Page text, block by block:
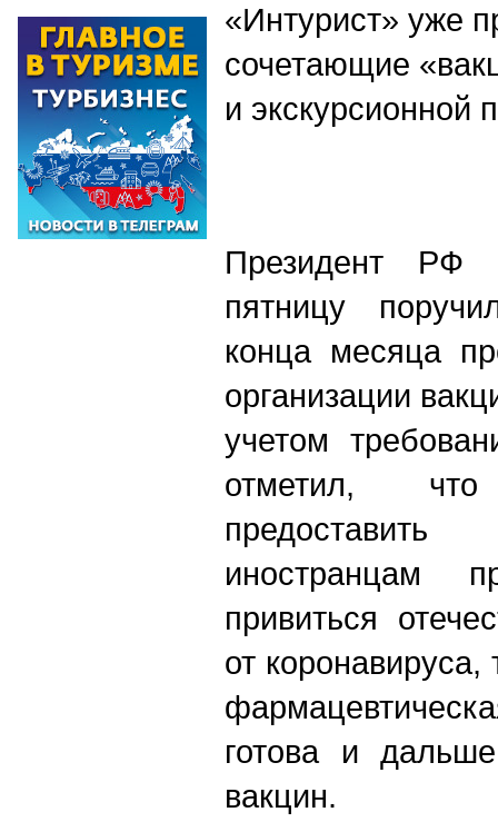
«Интурист» уже
сочетающие «
и экскурсионной
Президент РФ
пятницу
конца месяца
организации
учетом
отметил,
привиться
от коронавируса,
готова и
вакцин.